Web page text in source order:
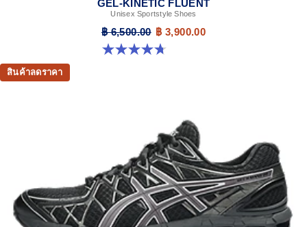
GEL-KINETIC FLUENT
Unisex Sportstyle Shoes
฿ 6,500.00 ฿ 3,900.00
4.7 จาก 5 ดาว 105 รีวิว
สินค้าลดราคา